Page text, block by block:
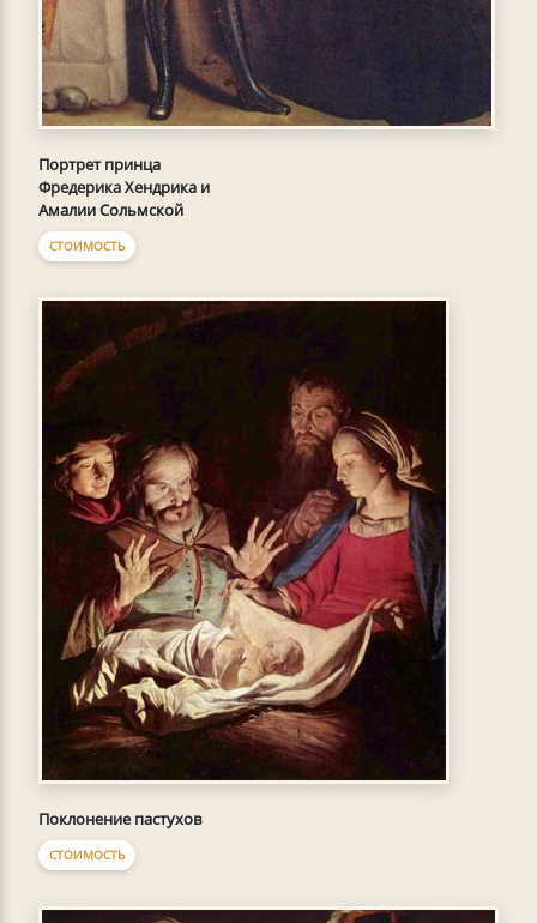
Портрет принца
Фредерика Хендрика и
Амалии Сольмской
СТОИМОСТЬ
Поклонение пастухов
СТОИМОСТЬ